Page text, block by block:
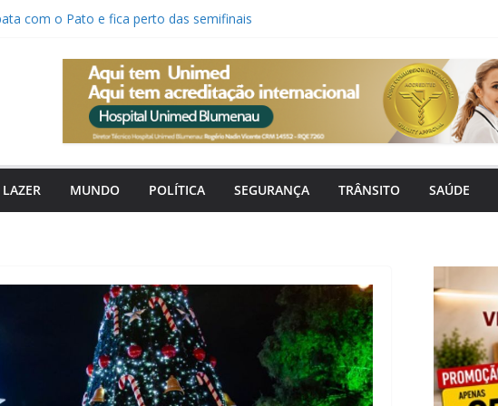
com o Pato e fica perto das semifinais
formação de ciclone-bomba que deve
e ventania em Santa Catarina
de capotamento mobiliza bombeiros em
discutirá IA, liderança e expansão de
LAZER MUNDO POLÍTICA SEGURANÇA TRÂNSITO SAÚDE